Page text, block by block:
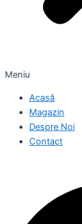
Meniu
Acasă
Magazin
Despre Noi
Contact